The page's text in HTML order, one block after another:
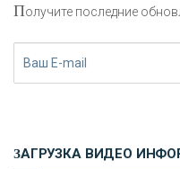
«ФК ОТКРЫТИЕ»
Получите последние
ЗАГРУЗКА ВИДЕО